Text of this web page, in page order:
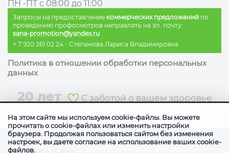
Запросы на предоставление коммерческих предложений по
проведению профосмотров направлять на эл. почту:
sana-promotion@yandex.ru
+ 7 920 261 02 24 - Степанова Лариса Владимировна
ПН -ПТ с 08:00 до 11:00
Политика в отношении обработки персональных
данных
20 лет С заботой о вашем здоровье
2026©Сана Ко
Перед прохождением любых процедур
На этом сайте мы используем cookie-файлы. Вы можете
прочитать о cookie-файлах или изменить настройки
браузера. Продолжая пользоваться сайтом без изменения
настроек, вы даете согласие на использование ваших cookie-
файлов.